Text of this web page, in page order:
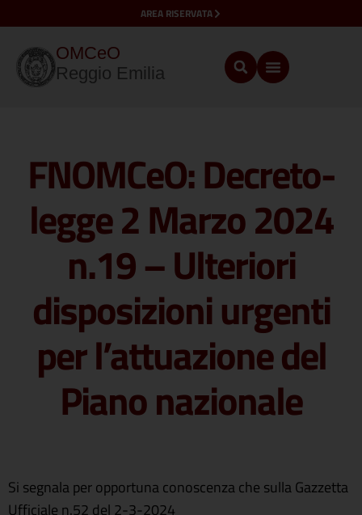
AREA RISERVATA
OMCeO
Reggio Emilia
FNOMCeO: Decreto-
legge 2 Marzo 2024
n.19 – Ulteriori
disposizioni urgenti
per l’attuazione del
Piano nazionale
Si segnala per opportuna conoscenza che sulla Gazzetta
Ufficiale n.52 del 2-3-2024